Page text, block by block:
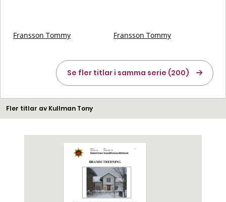
Fransson Tommy Fransson Tommy
Se fler titlar i samma serie (200)
Fler titlar av Kullman Tony